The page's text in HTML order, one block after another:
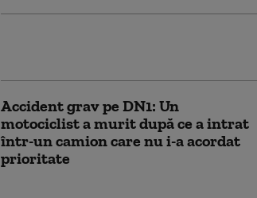
Accident grav pe DN1: Un
motociclist a murit după ce a intrat
într-un camion care nu i-a acordat
prioritate